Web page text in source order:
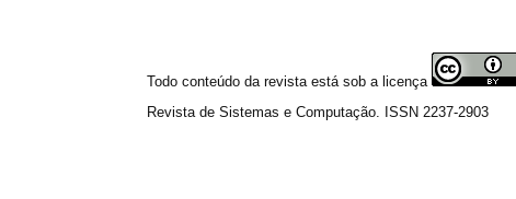
Todo conteúdo da revista está sob a licença
Revista de Sistemas e Computação. ISSN 2237-2903